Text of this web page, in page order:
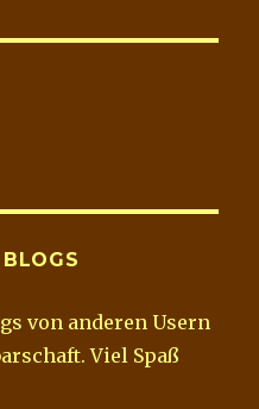
von anderen Usern
Viel Spaß